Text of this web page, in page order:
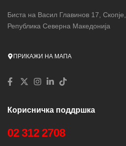
Биста на Васил Главинов 17, Скопје,
Република Северна Македонија
ПРИКАЖИ НА МАПА
Корисничка поддршка
02 312 2708